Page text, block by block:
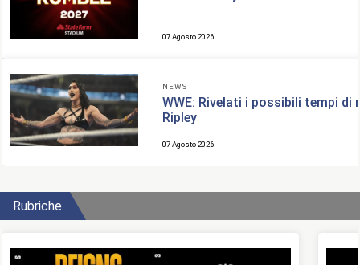
07 Agosto 2026
NEWS
WWE: Rivelati i possibili tempi di
Ripley
07 Agosto 2026
Rubriche